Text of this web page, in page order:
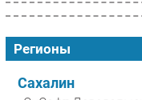
Регионы
Сахалин